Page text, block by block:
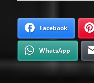
Facebook
WhatsApp
Navigation